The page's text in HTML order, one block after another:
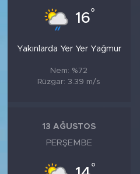
16°
Yakınlarda Yer Yer Yağmur
Nem: %72
Rüzgar: 3.39 m/s
13 AĞUSTOS
PERŞEMBE
°